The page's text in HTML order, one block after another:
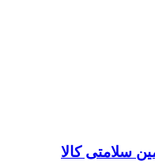
سلامتی کالا